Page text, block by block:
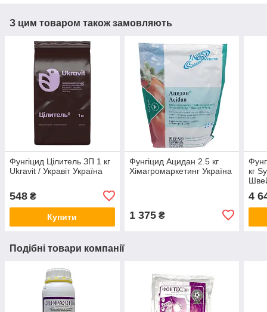
З цим товаром також замовляють
Фунгіцид Цілитель ЗП 1 кг
Ukravit / Укравіт Україна
548 ₴
Купити
Фунгіцид Ацидан 2.5 кг
Хімагромаркетинг Україна
1 375₴
кг
4
Подібні товари компанії